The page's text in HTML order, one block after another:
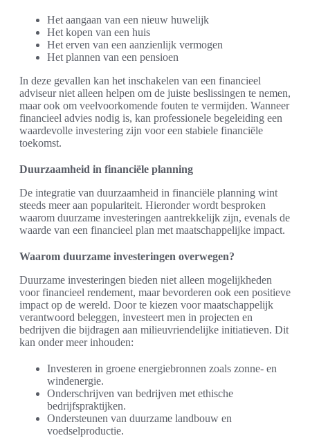
Het aangaan van een nieuw huwelijk
Het kopen van een huis
Het erven van een aanzienlijk vermogen
Het plannen van een pensioen
In deze gevallen kan het inschakelen van een financieel
adviseur niet alleen helpen om de juiste beslissingen te nemen,
maar ook om veelvoorkomende fouten te vermijden. Wanneer
financieel advies nodig is, kan professionele begeleiding een
waardevolle investering zijn voor een stabiele financiële
toekomst.
Duurzaamheid in financiële planning
De integratie van duurzaamheid in financiële planning wint
steeds meer aan populariteit. Hieronder wordt besproken
waarom duurzame investeringen aantrekkelijk zijn, evenals de
waarde van een financieel plan met maatschappelijke impact.
Waarom duurzame investeringen overwegen?
Duurzame investeringen bieden niet alleen mogelijkheden
voor financieel rendement, maar bevorderen ook een positieve
impact op de wereld. Door te kiezen voor maatschappelijk
verantwoord beleggen, investeert men in projecten en
bedrijven die bijdragen aan milieuvriendelijke initiatieven. Dit
kan onder meer inhouden:
Investeren in groene energiebronnen zoals zonne- en
windenergie.
Onderschrijven van bedrijven met ethische
bedrijfspraktijken.
Ondersteunen van duurzame landbouw en
voedselproductie.